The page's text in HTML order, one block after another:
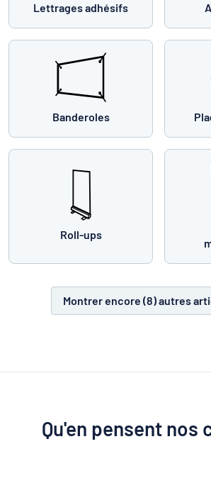
Lettrages adhésifs
Banderoles
Roll-ups
Montrer encore (8) autres
Qu'en pensent nos